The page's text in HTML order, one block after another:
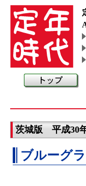
茨城版 平成30
ブルーグ